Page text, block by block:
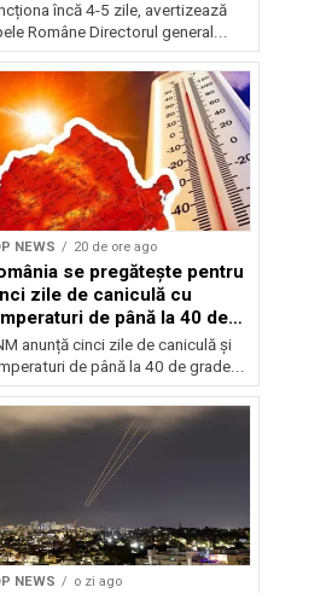
încă 4-5 zile, avertizează
Române Directorul general...
NEWS 20 de ore ago
se pregătește pentru
zile de caniculă cu
de până la 40 de
anunță cinci zile de caniculă și
de până la 40 de grade...
NEWS o zi ago